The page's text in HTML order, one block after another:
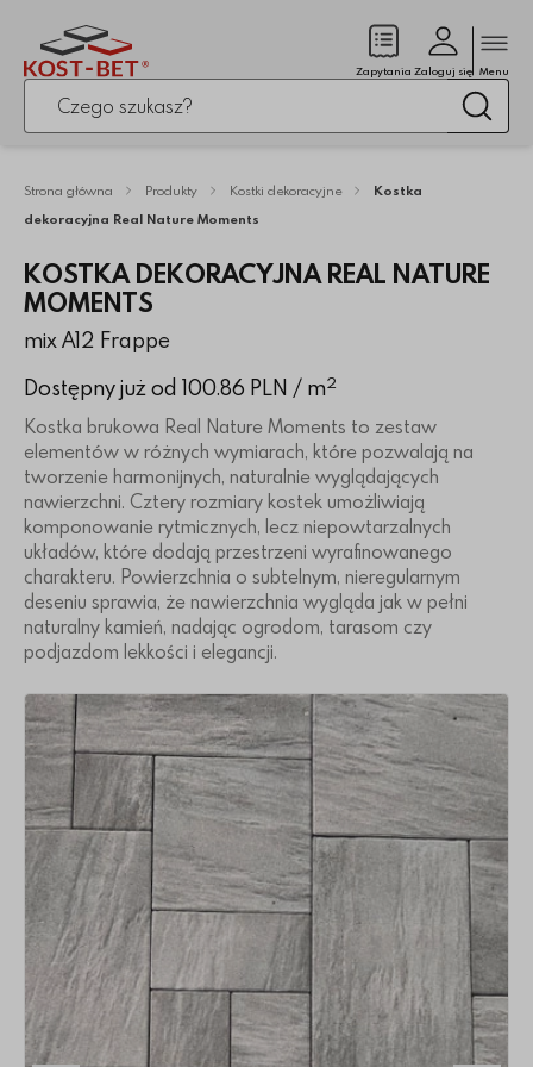
Po kliknięciu przycisku fraza zostanie wyszukana
Zapytania
(pusty)Zaloguj się Menu
Strona główna Produkty Kostki dekoracyjne
Kostka
dekoracyjna Real Nature Moments
KOSTKA DEKORACYJNA REAL NATURE
MOMENTS
mix A12 Frappe
Dostępny już od 100.86 PLN / m2
Kostka brukowa Real Nature Moments to zestaw
elementów w różnych wymiarach, które pozwalają na
tworzenie harmonijnych, naturalnie wyglądających
nawierzchni. Cztery rozmiary kostek umożliwiają
komponowanie rytmicznych, lecz niepowtarzalnych
układów, które dodają przestrzeni wyrafinowanego
charakteru. Powierzchnia o subtelnym, nieregularnym
deseniu sprawia, że nawierzchnia wygląda jak w pełni
naturalny kamień, nadając ogrodom, tarasom czy
podjazdom lekkości i elegancji.